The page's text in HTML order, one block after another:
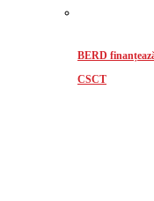
BERD
CSCT